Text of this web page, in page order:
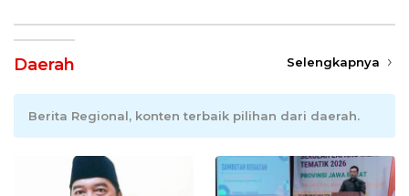
Daerah Selengkapnya
Berita Regional, konten terbaik pilihan dari daerah.